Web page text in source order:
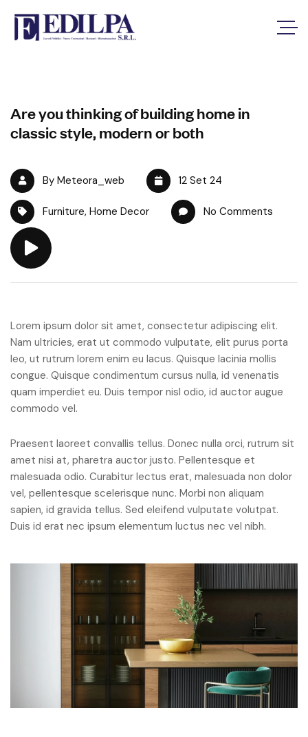
Are you thinking of building home in
classic style, modern or both
By Meteora_web 12 Set 24
Furniture, Home Decor No Comments
Lorem ipsum dolor sit amet, consectetur adipiscing elit.
Nam ultricies, erat ut commodo vulputate, elit purus porta
leo, ut rutrum lorem enim eu lacus. Quisque lacinia mollis
congue. Quisque condimentum cursus nulla, id venenatis
quam imperdiet eu. Duis tempor nisl odio, id auctor augue
commodo vel.
Praesent laoreet convallis tellus. Donec nulla orci, rutrum sit
amet nisi at, pharetra auctor justo. Pellentesque et
malesuada odio. Curabitur lectus erat, malesuada non dolor
vel, pellentesque scelerisque nunc. Morbi non aliquam
sapien, id gravida tellus. Sed eleifend vulputate volutpat.
Duis id erat nec ipsum elementum luctus nec vel nibh.